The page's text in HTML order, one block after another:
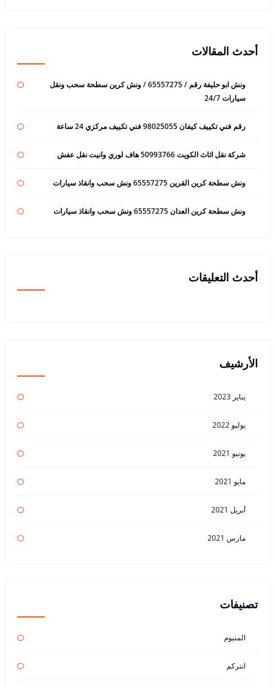
أحدث المقالات
ونش ابو حليفة رقم / 65557275 / ونش كرين سطحة سحب ونقل
سيارات 24/7
رقم فني تكييف كيفان 98025055 فني تكييف مركزي 24 ساعة
شركة نقل اثاث الكويت 50993766 هاف لوري وانيت نقل عفش
ونش سطحة كرين القرين 65557275 ونش سحب وانقاذ سيارات
ونش سطحة كرين العدان 65557275 ونش سحب وانقاذ سيارات
أحدث التعليقات
الأرشيف
يناير 2023
يوليو 2022
يونيو 2021
مايو 2021
أبريل 2021
مارس 2021
تصنيفات
المنيوم
انتركم